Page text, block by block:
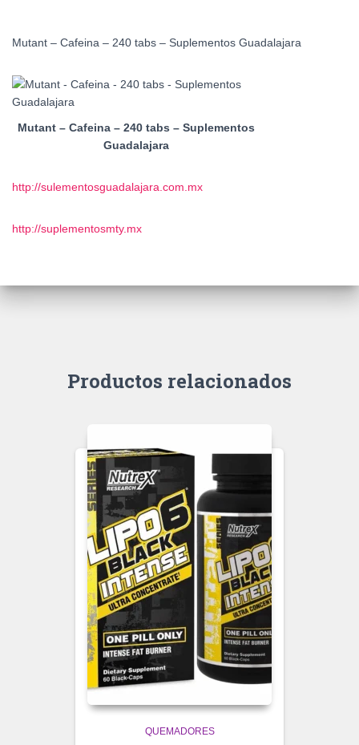
Mutant – Cafeina – 240 tabs – Suplementos Guadalajara
Mutant – Cafeina – 240 tabs – Suplementos
Guadalajara
http://sulementosguadalajara.com.mx
http://suplementosmty.mx
Productos relacionados
QUEMADORES